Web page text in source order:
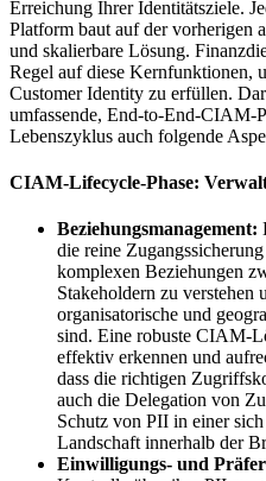
Erreichung Ihrer Identitätsziele.
Platform baut auf der vorherigen
und skalierbare Lösung.
Regel auf diese Kernfunktionen,
Customer Identity zu erfüllen.
umfassende, End-to-End-CIAM-
Lebenszyklus auch folgende
CIAM-Lifecycle-Phase:
Beziehungsmanagement:
die reine
komplexen Beziehungen
Stakeholdern zu verstehen
organisatorische und
sind. Eine robuste CIAM-
effektiv erkennen und
dass die richtigen
auch die Delegation von
Schutz von PII in einer
Landschaft innerhalb der
Einwilligungs- und